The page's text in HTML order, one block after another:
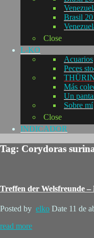
Brasil
Close
L-KO
Acuarios
Peces
Más
Un
Sobre mí
Close
INDICADOR
Tag: Corydoras
Treffen der Welsfreunde –
Posted by elko Date 11 de
read more